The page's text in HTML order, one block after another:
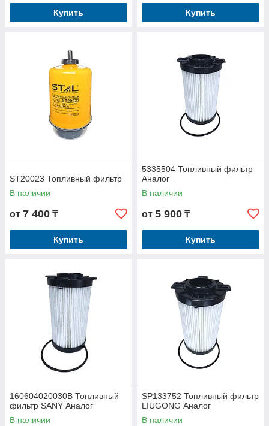
Купить Купить
ST20023 Топливный фильтр
В наличии
от 7 400 ₸
Купить
5335504 Топливный фильтр
Аналог
В наличии
от 5 900 ₸
Купить
160604020030B Топливный
фильтр SANY Аналог
В наличии
SP133752 Топливный фильтр
LIUGONG Аналог
В наличии